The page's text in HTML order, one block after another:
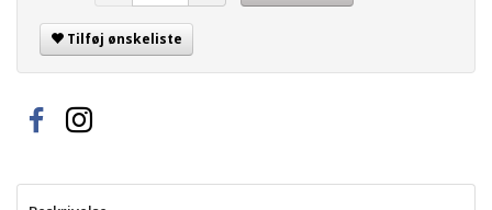
Tilføj ønskeliste